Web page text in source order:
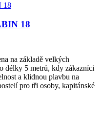
18
na základě velkých
délky 5 metrů, kdy zákazníci
a klidnou plavbu na
pro tři osoby, kapitánské